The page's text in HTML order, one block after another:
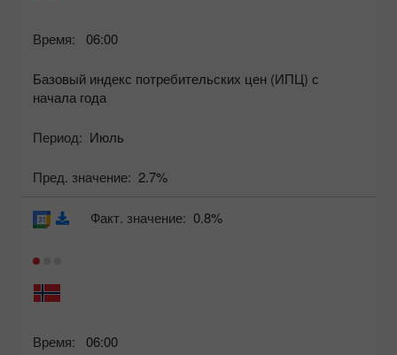
Время: 06:00
Базовый индекс потребительских цен (ИПЦ) с
начала года
Период: Июль
Пред. значение: 2.7%
Время: 06:00
Факт. значение: 0.8%